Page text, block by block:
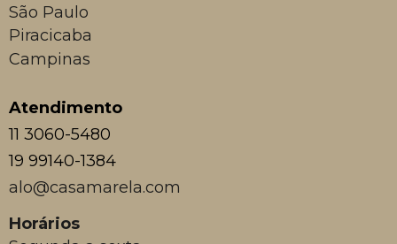
São Paulo
Piracicaba
Campinas
Atendimento
11 3060-5480
19 99140-1384
alo@casamarela.com
Horários